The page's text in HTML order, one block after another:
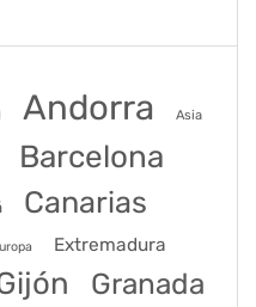
Andorra Asia
Barcelona
Canarias
Extremadura
Granada